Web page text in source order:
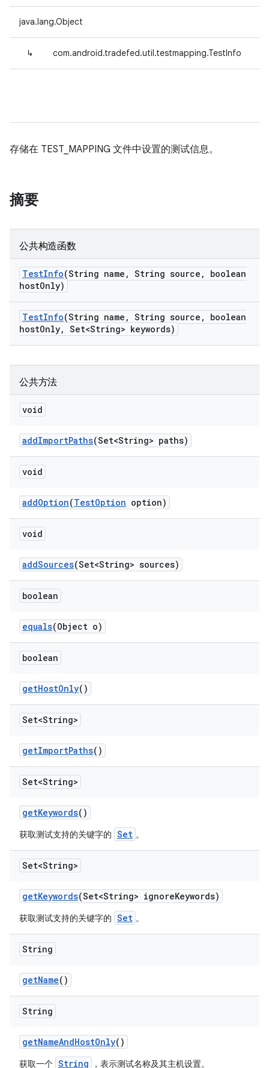
java.lang.Object
↳ com.android.tradefed.util.testmapping.TestInfo
存储在 TEST_MAPPING 文件中设置的测试信息。
摘要
公共构造函数
TestInfo(String name , String source ,
boolean
hostOnly)
TestInfo(String name , String source ,
boolean
hostOnly, Set<String> keywords)
公共方法
void
addImportPaths(Set<String> paths)
void
addOption(TestOption option)
void
addSources(Set<String> sources)
boolean
equals(Object o)
boolean
getHostOnly()
Set<String>
getImportPaths()
Set<String>
getKeywords()
获取测试支持的关键字的 Set 。
Set<String>
getKeywords(Set<String> ignoreKeywords)
获取测试支持的关键字的 Set 。
String
getName()
String
getNameAndHostOnly()
获取一个 String ，表示测试名称及其主机设置。